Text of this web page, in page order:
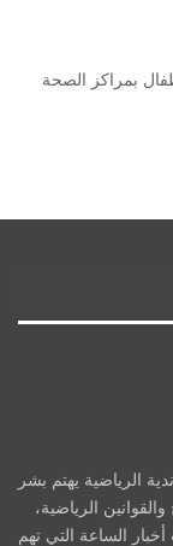
بمراكز الصحة
الرياضية يهتم بشر
الرياضية،
الساعة التي تهم